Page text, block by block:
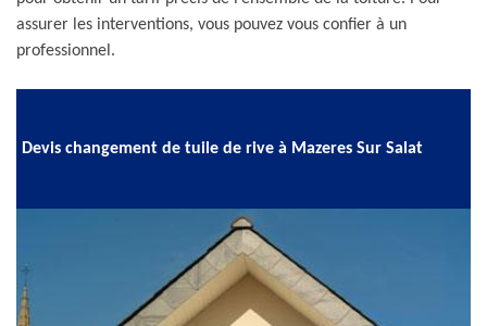
assurer les interventions, vous pouvez vous confier à un
professionnel.
Devis changement de tuile de rive à Mazeres Sur Salat